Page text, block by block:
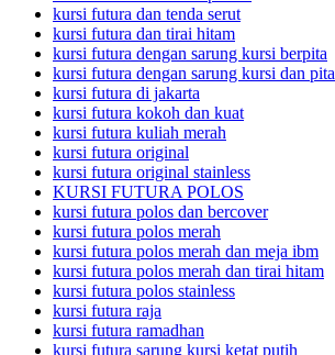
kursi futura dan tenda serut
kursi futura dan tirai hitam
kursi futura dengan sarung kursi berpita
kursi futura dengan sarung kursi dan pita
kursi futura di jakarta
kursi futura kokoh dan kuat
kursi futura kuliah merah
kursi futura original
kursi futura original stainless
KURSI FUTURA POLOS
kursi futura polos dan bercover
kursi futura polos merah
kursi futura polos merah dan meja ibm
kursi futura polos merah dan tirai hitam
kursi futura polos stainless
kursi futura raja
kursi futura ramadhan
kursi futura sarung kursi ketat putih